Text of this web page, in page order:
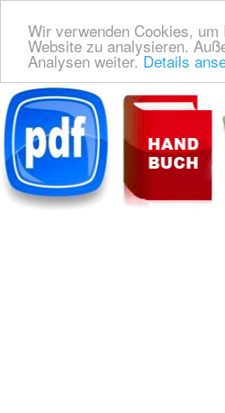
Wir verwenden Cookies, um
Website zu analysieren.
Analysen weiter. Details
Deutsche Bedienungsanleitung